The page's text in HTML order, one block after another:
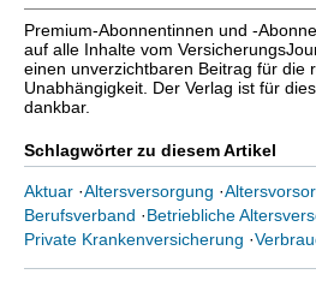
Premium-Abonnentinnen und -
auf alle Inhalte vom
einen unverzichtbaren Beitrag für die
Unabhängigkeit. Der Verlag ist für
dankbar.
Schlagwörter zu diesem Artikel
Aktuar ·Altersversorgung ·
Berufsverband ·Betriebliche
Private Krankenversicherung ·